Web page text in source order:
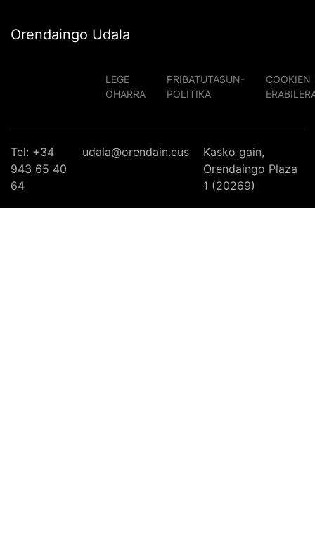
Orendaingo Udala
LEGE
OHARRA
PRIBATUTASUN-
POLITIKA
COOKIEN
Tel: +34
943 65 40
64
udala@orendain.eus
Kasko gain,
Orendaingo Plaza
1 (20269)